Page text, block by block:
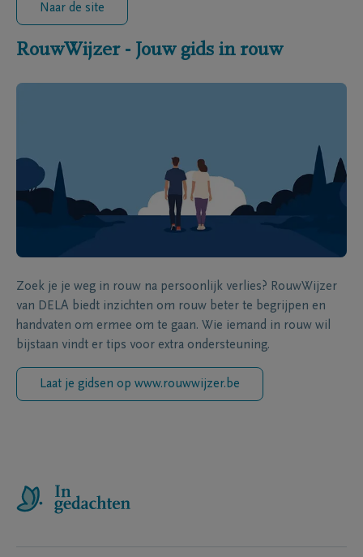
Naar de site
RouwWijzer - Jouw gids in rouw
Zoek je je weg in rouw na persoonlijk verlies? RouwWijzer
van DELA biedt inzichten om rouw beter te begrijpen en
handvaten om ermee om te gaan. Wie iemand in rouw wil
bijstaan vindt er tips voor extra ondersteuning.
Laat je gidsen op www.rouwwijzer.be